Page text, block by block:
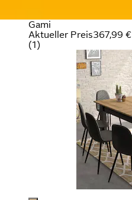
Gami
Aktueller Preis367,99 €
(1)